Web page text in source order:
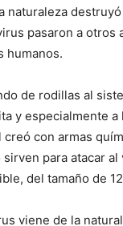
naturaleza
pasaron a otros
humanos.
de rodillas al
y especialmente a
creó con armas
para atacar al
del tamaño de
viene de la